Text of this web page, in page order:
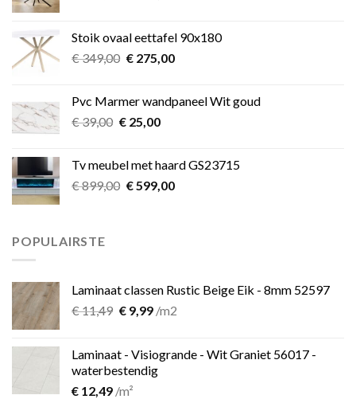
€ 349,00.€ 275,00.
Stoik ovaal eettafel 90x180
€349,00 Oorspronkelijke
€ 349,00.
€275,00Huidige
€ 275,00.
Pvc Marmer wandpaneel Wit goud
€39,00 Oorspronkelijke
€ 39,00.
€25,00Huidige
€ 25,00.
Tv meubel met haard GS23715
€899,00 Oorspronkelijke
€599,00Huidige
POPULAIRSTE
Laminaat classen Rustic Beige Eik - 8mm 52597
€11,49 Oorspronkelijke
€ 11,49.
€9,99Huidige
€ 9,99.
/m2
Laminaat - Visiogrande - Wit Graniet 56017 -
waterbestendig
€ 12,49 /m²